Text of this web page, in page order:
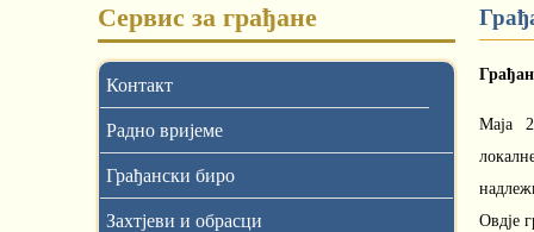
Сервис за грађане
Контакт
Радно вријеме
Грађански биро
Захтјеви и обрасци
Маја
Овдје